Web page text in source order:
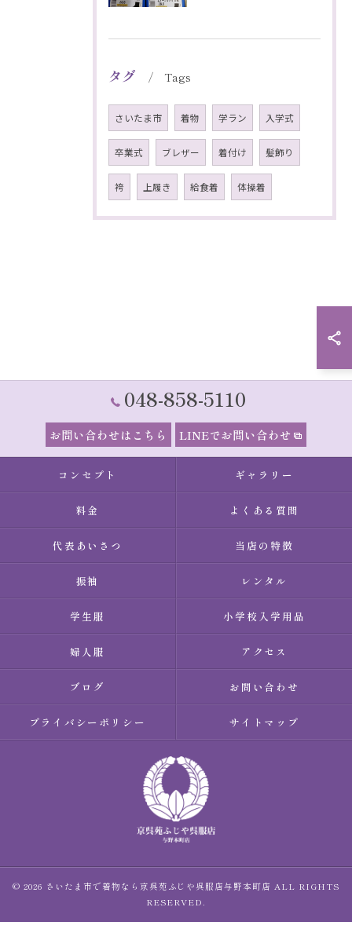
タグ Tags
さいたま市 着物 学ラン 入学式
卒業式 ブレザー 着付け 髪飾り
袴 上履き 給食着 体操着
048-858-5110
お問い合わせはこちら LINEでお問い合わせ
コンセプト ギャラリー
料金 よくある質問
代表あいさつ 当店の特徴
振袖 レンタル
学生服 小学校入学用品
婦人服 アクセス
ブログ お問い合わせ
プライバシーポリシー サイトマップ
© 2026 さいたま市で着物なら京呉苑ふじや呉服店与野本町店 ALL RIGHTS
RESERVED.